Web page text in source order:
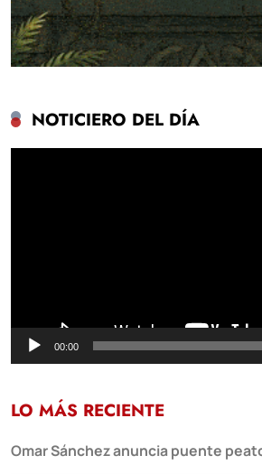
NOTICIERO DEL DÍA
00:00
LO MÁS RECIENTE
Omar Sánchez anuncia puente